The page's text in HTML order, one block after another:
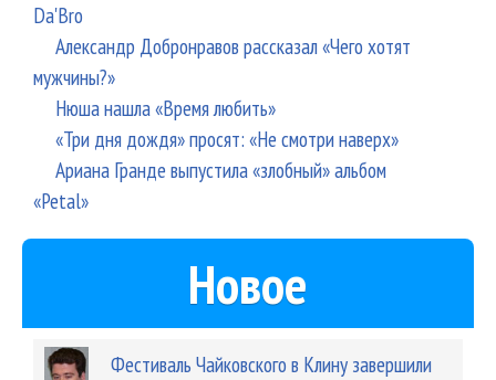
Da'Bro
Александр Добронравов рассказал «Чего хотят
мужчины?»
Нюша нашла «Время любить»
«Три дня дождя» просят: «Не смотри наверх»
Ариана Гранде выпустила «злобный» альбом
«Petal»
Новое
Фестиваль Чайковского в Клину завершили